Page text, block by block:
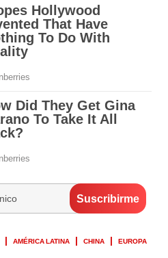
AMÉRICA LATINA CHINA EUROPA